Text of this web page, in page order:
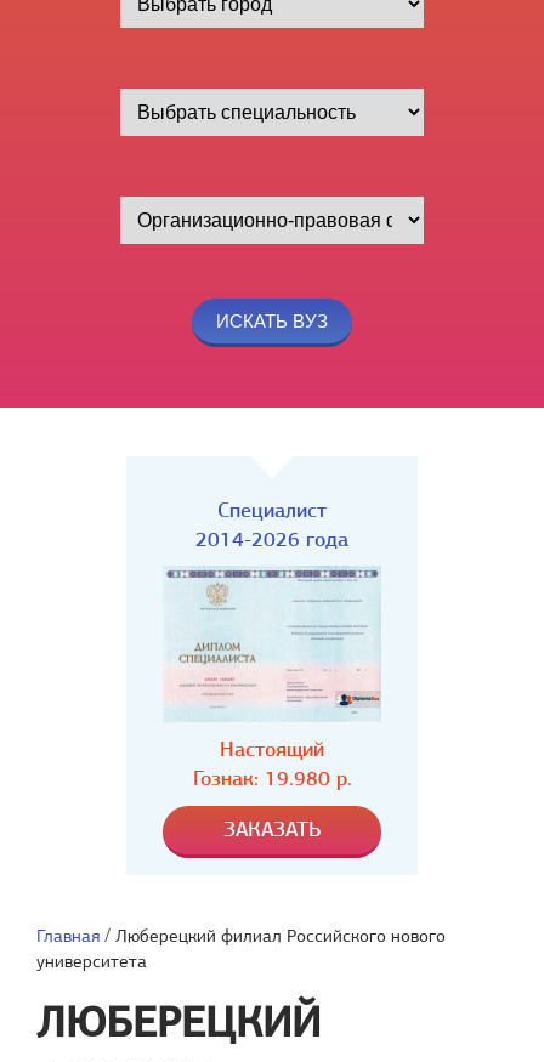
Специалист
2014-2026 года
Настоящий
Гознак: 19.980 р.
Главная / Люберецкий филиал Российского нового
университета
ЛЮБЕРЕЦКИЙ